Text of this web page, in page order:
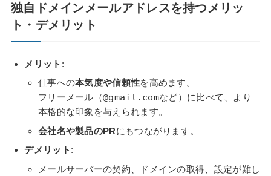
独自ドメインメールアドレスを持つメリッ
ト・デメリット
メリット :
仕事への本気度や信頼性を高めます。
フリーメール（@gmail.comなど）に比べて、より
本格的な印象を与えられます。
会社名や製品のPRにもつながります。
デメリット :
メールサーバーの契約、ドメインの取得、設定が難し